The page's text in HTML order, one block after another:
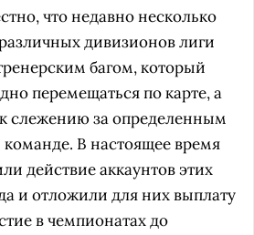
что недавно несколько
дивизионов лиги
багом, который
перемещаться по карте, а
слежению за определенным
команде. В настоящее время
действие аккаунтов этих
и отложили для них выплату
в чемпионатах до